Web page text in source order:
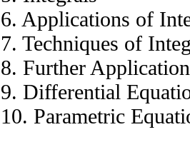
6. Applications of
7. Techniques of
8. Further
9. Differential
10. Parametric